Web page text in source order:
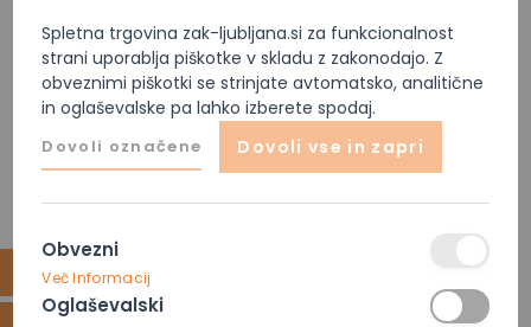
Obvezni
Več Informacij
Oglaševalski
Spletna trgovina zak-ljubljana.si za funkcionalnost
strani uporablja piškotke v skladu z zakonodajo. Z
obveznimi piškotki se strinjate avtomatsko, analitične
in oglaševalske pa lahko izberete spodaj.
Dovoli označene Dovoli vse in zapri